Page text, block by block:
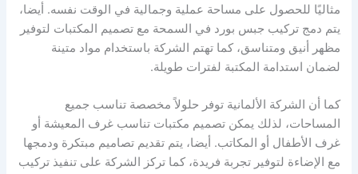
مثاليًا للحصول على مساحة عملية وجمالية في الوقت نفسه. أيضا،
يتم دمج تركيب جبس بورد في السمحة مع تصميم المكتبات لتوفير
مظهر أنيق ومتناسق، كما تهتم الشركة باستخدام مواد متينة
لضمان استدامة المكتبة لفترات طويلة.
كما أن الشركة الألمانية توفر حلولاً مخصصة تناسب جميع
المساحات، لذلك يمكن تصميم مكتبات تناسب غرف المعيشة أو
غرف الأطفال أو المكاتب. أيضا، يتم تقديم تصاميم مبتكرة ودمجها
مع الإضاءة لتوفير تجربة فريدة، كما تركز الشركة على تنفيذ تركيب